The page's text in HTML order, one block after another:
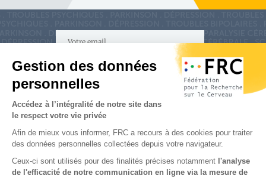
S'inscrire à la newsletter
les réseaux sociaux